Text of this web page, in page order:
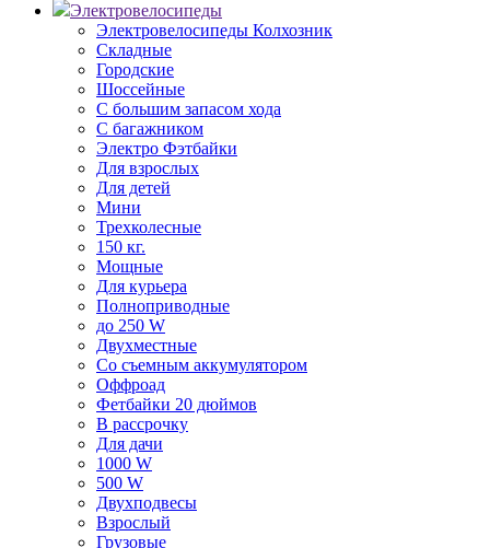
Электровелосипеды
Электровелосипеды Колхозник
Складные
Городские
Шоссейные
С большим запасом хода
С багажником
Электро Фэтбайки
Для взрослых
Для детей
Мини
Трехколесные
150 кг.
Мощные
Для курьера
Полноприводные
до 250 W
Двухместные
Со съемным аккумулятором
Оффроад
Фетбайки 20 дюймов
В рассрочку
Для дачи
1000 W
500 W
Двухподвесы
Взрослый
Грузовые